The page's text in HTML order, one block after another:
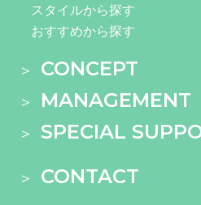
スタイルから探す
おすすめから探す
CONCEPT
MANAGEMENT
SPECIAL
CONTACT